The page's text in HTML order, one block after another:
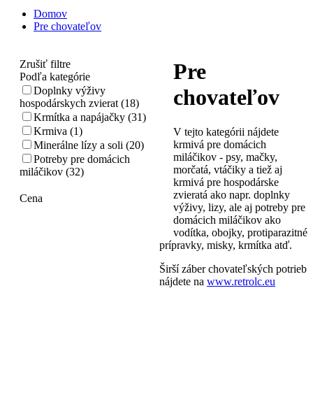
Domov
Pre chovateľov
Zrušiť filtre
Podľa kategórie
Doplnky výživy
hospodárskych zvierat (18)
Krmítka a napájačky (31)
Krmiva (1)
Minerálne lízy a soli (20)
Potreby pre domácich
miláčikov (32)
Cena
Pre
chovateľov
V tejto kategórii nájdete
krmivá pre domácich
miláčikov - psy, mačky,
morčatá, vtáčiky a tiež aj
krmivá pre hospodárske
zvieratá ako napr. doplnky
výživy, lizy, ale aj potreby pre
domácich miláčikov ako
vodítka, obojky, protiparazitné
prípravky, misky, krmítka atď.
Širší záber chovateľských potrieb
nájdete na www.retrolc.eu